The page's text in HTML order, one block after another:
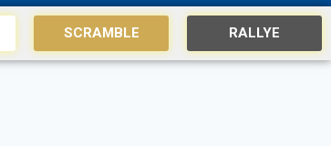
SCRAMBLE RALLYE